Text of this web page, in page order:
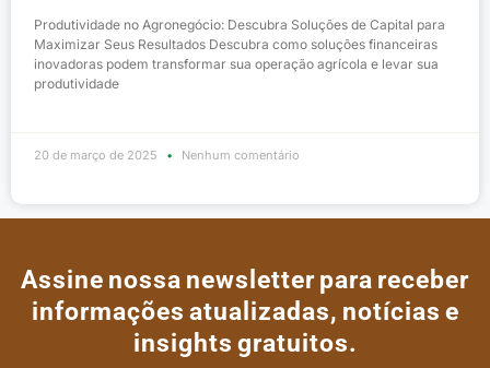
Produtividade no Agronegócio: Descubra Soluções de Capital para
Maximizar Seus Resultados Descubra como soluções financeiras
inovadoras podem transformar sua operação agrícola e levar sua
produtividade
20 de março de 2025 Nenhum comentário
Assine nossa newsletter para receber
informações atualizadas, notícias e
insights gratuitos.